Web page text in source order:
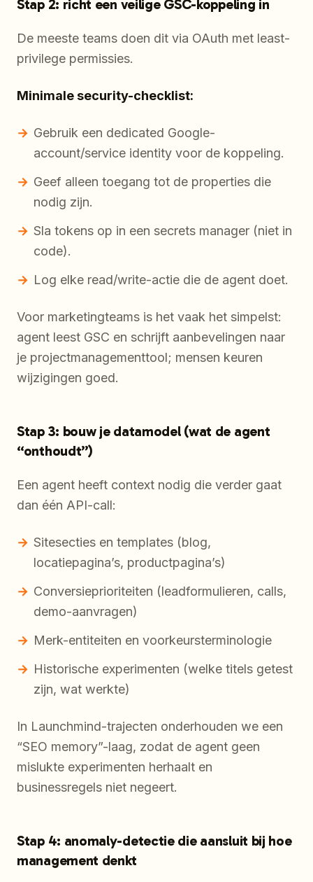
Stap 2: richt een veilige GSC-koppeling in
De meeste teams doen dit via OAuth met least-
privilege permissies.
Minimale security-checklist:
Gebruik een dedicated Google-
account/service identity voor de koppeling.
Geef alleen toegang tot de properties die
nodig zijn.
Sla tokens op in een secrets manager (niet in
code).
Log elke read/write-actie die de agent doet.
Voor marketingteams is het vaak het simpelst:
agent leest GSC en schrijft aanbevelingen naar
je projectmanagementtool; mensen keuren
wijzigingen goed.
Stap 3: bouw je datamodel (wat de agent
“onthoudt”)
Een agent heeft context nodig die verder gaat
dan één API-call:
Sitesecties en templates (blog,
locatiepagina’s, productpagina’s)
Conversieprioriteiten (leadformulieren, calls,
demo-aanvragen)
Merk-entiteiten en voorkeursterminologie
Historische experimenten (welke titels getest
zijn, wat werkte)
In Launchmind-trajecten onderhouden we een
“SEO memory”-laag, zodat de agent geen
mislukte experimenten herhaalt en
businessregels niet negeert.
Stap 4: anomaly-detectie die aansluit bij hoe
management denkt